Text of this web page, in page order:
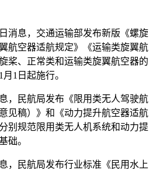
消息，交通运输部发布新版《螺旋
航空器适航规定》《运输类旋翼航
桨、正常类和运输类旋翼航空器的
1日起施行。
，民航局发布《限用类无人驾驶航
见稿）》和《动力提升航空器适航
别规范限用类无人机系统和动力提
础。
，民航局发布行业标准《民用水上